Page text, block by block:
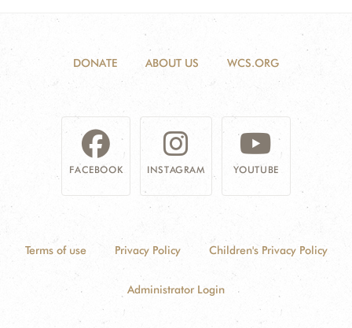
DONATE ABOUT US WCS.ORG
FACEBOOK INSTAGRAM YOUTUBE
Terms of use Privacy Policy Children's Privacy Policy
Administrator Login